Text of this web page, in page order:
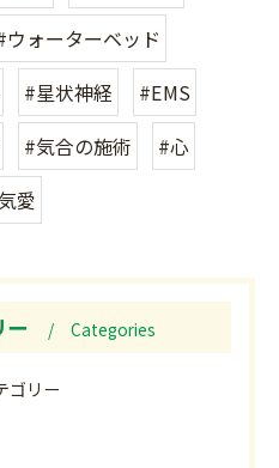
ウォーターベッド
#星状神経
#EMS
#気合の施術
#心
愛
ー Categories
ゴリー